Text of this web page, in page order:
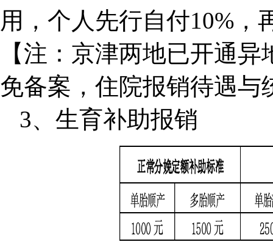
用，个人先行自付10%，
【注：京津两地已开通
免备案，住院报销待遇与
3、生育补助报销